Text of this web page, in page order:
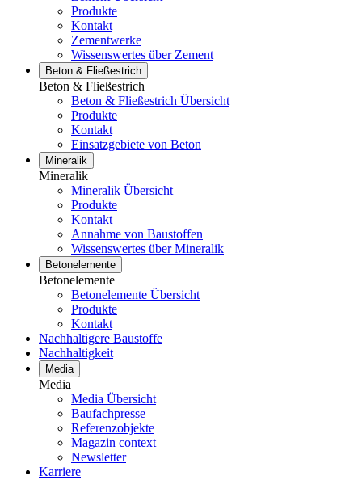
Produkte
Kontakt
Zementwerke
Wissenswertes über Zement
Beton & Fließestrich
Beton & Fließestrich
Beton & Fließestrich Übersicht
Produkte
Kontakt
Einsatzgebiete von Beton
Mineralik
Mineralik
Mineralik Übersicht
Produkte
Kontakt
Annahme von Baustoffen
Wissenswertes über Mineralik
Betonelemente
Betonelemente
Betonelemente Übersicht
Produkte
Kontakt
Nachhaltigere Baustoffe
Nachhaltigkeit
Media
Media
Media Übersicht
Baufachpresse
Referenzobjekte
Magazin context
Newsletter
Karriere